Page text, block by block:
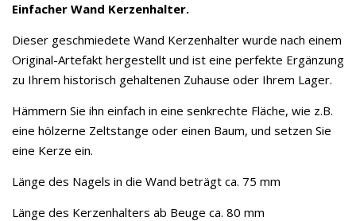
Einfacher Wand Kerzenhalter.
Dieser geschmiedete Wand Kerzenhalter wurde nach einem
Original-Artefakt hergestellt und ist eine perfekte Ergänzung
zu Ihrem historisch gehaltenen Zuhause oder Ihrem Lager.
Hämmern Sie ihn einfach in eine senkrechte Fläche, wie z.B.
eine hölzerne Zeltstange oder einen Baum, und setzen Sie
eine Kerze ein.
Länge des Nagels in die Wand beträgt ca. 75 mm
Länge des Kerzenhalters ab Beuge ca. 80 mm